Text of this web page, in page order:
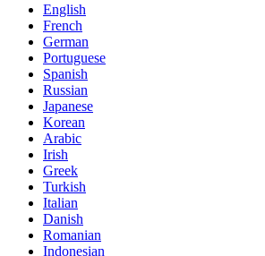
English
French
German
Portuguese
Spanish
Russian
Japanese
Korean
Arabic
Irish
Greek
Turkish
Italian
Danish
Romanian
Indonesian